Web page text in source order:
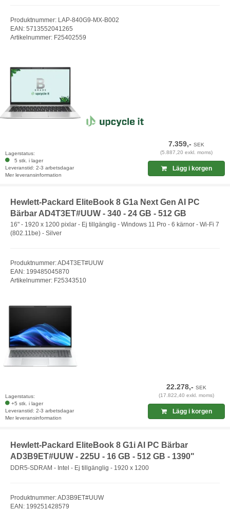
Produktnummer: LAP-840G9-MX-B002
EAN: 5713552041265
Artikelnummer: F25402559
Lagerstatus:
5 stk. i lager
Leveranstid: 2-3 arbetsdagar
Mer leveransinformation
7.359,-SEK
(5.887,20 exkl. moms)
Lägg i korgen
Hewlett-Packard EliteBook 8 G1a Next Gen AI PC
Bärbar AD4T3ET#UUW - 340 - 24 GB - 512 GB
16" - 1920 x 1200 pixlar - Ej tillgänglig - Windows 11 Pro - 6 kärnor - Wi-Fi 7
(802.11be) - Silver
Produktnummer: AD4T3ET#UUW
EAN: 199485045870
Artikelnummer: F25343510
Lagerstatus:
+5 stk. i lager
Leveranstid: 2-3 arbetsdagar
Mer leveransinformation
22.278,-SEK
(17.822,40 exkl. moms)
Lägg i korgen
Hewlett-Packard EliteBook 8 G1i AI PC Bärbar
AD3B9ET#UUW - 225U - 16 GB - 512 GB - 1390"
DDR5-SDRAM - Intel - Ej tillgänglig - 1920 x 1200
Produktnummer: AD3B9ET#UUW
EAN: 199251428579